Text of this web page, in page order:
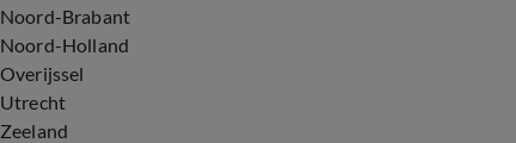
Noord-Brabant
Noord-Holland
Overijssel
Utrecht
Zeeland